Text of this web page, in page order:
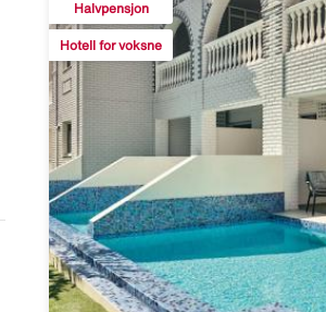
Halvpensjon
Hotell for voksne